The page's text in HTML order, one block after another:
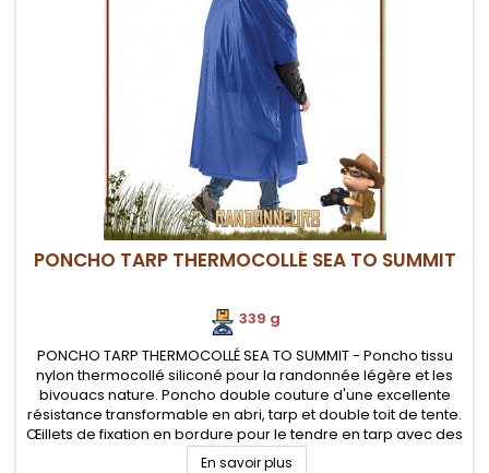
PONCHO TARP THERMOCOLLÉ SEA TO SUMMIT
339 g
PONCHO TARP THERMOCOLLÉ SEA TO SUMMIT - Poncho tissu
nylon thermocollé siliconé pour la randonnée légère et les
bivouacs nature. Poncho double couture d'une excellente
résistance transformable en abri, tarp et double toit de tente.
Œillets de fixation en bordure pour le tendre en tarp avec des
cordes et piquets de tente
En savoir plus